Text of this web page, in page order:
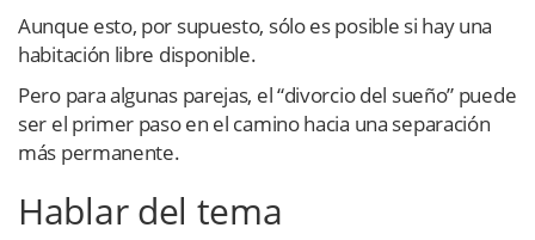
Aunque esto, por supuesto, sólo es posible si hay una
habitación libre disponible.
Pero para algunas parejas, el “divorcio del sueño” puede
ser el primer paso en el camino hacia una separación
más permanente.
Hablar del tema